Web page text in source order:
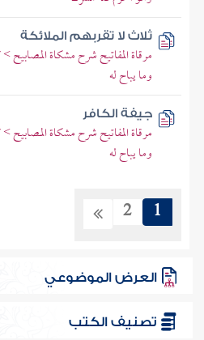
ثلاث لا تقربهم الملائكة
مرقاة المفاتيح شرح مشكاة
وما يباح له
جيفة الكافر
مرقاة المفاتيح شرح مشكاة
وما يباح له
1
2
العرض الموضوعي
تصنيف الكتب